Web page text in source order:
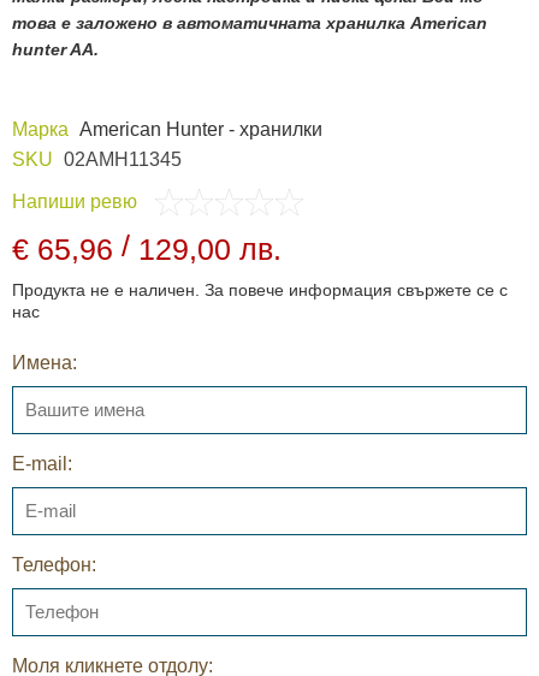
това е заложено в автоматичната хранилка American
hunter AA.
Марка American Hunter - хранилки
SKU 02AMH11345
Напиши ревю
€ 65,96 / 129,00 лв.
Продукта не е наличен. За повече информация свържете се с
нас
Имена:
E-mail:
Телефон:
Моля кликнете отдолу: